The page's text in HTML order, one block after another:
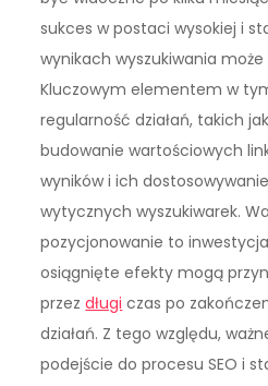
sukces w postaci wysokiej i
wynikach wyszukiwania
Kluczowym elementem w
regularność działań, takich
budowanie wartościowych
wyników i ich
wytycznych wyszukiwarek.
pozycjonowanie to
osiągnięte efekty mogą
przezdługi czas po
działań. Z tego względu,
podejście do procesu SEO i